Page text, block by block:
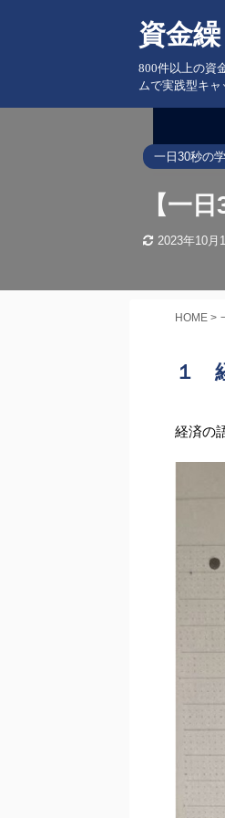
資金
800件以上の資
ムで実践型キ
一日30秒の
【一
2023年10月
HOME >
１
経済の